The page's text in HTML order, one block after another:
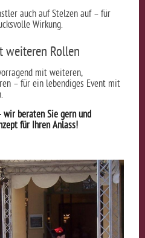
auch aufStelzen auf – für
Wirkung.
weiteren Rollen
mit weiteren,
– für ein lebendiges Event mit
wir beratenSie gernund
für IhrenAnlass!